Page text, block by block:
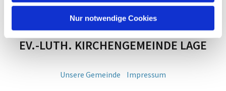
Nur notwendige Cookies
EV.-LUTH. KIRCHENGEMEINDE LAGE
Unsere Gemeinde Impressum